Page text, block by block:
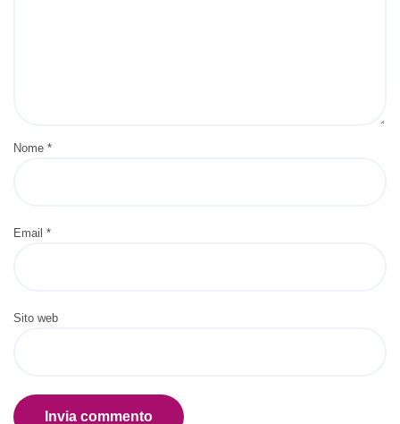
Nome *
Email *
Sito web